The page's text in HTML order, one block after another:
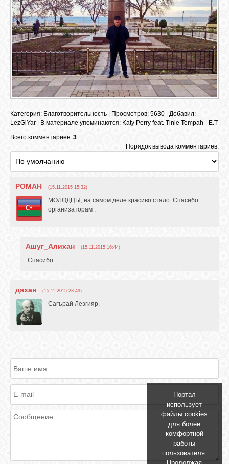
Категория: Благотворительность | Просмотров: 5630 | Добавил:
LezGiYar | В материале упоминаются: Katy Perry feat. Tinie Tempah - E.T
Всего комментариев: 3
Порядок вывода комментариев:
РОМАН (15.11.2015 15:32)
МОЛОДЦЫ, на самом деле красиво стало. Спасибо
организаторам .
Ашуг_Алихан (15.11.2015 16:44)
Спасибо.
дяхан (15.11.2015 23:49)
Сагърай Лезгияр.
Портал
использует
файлы cookies
для более
комфортной
работы
пользователя.